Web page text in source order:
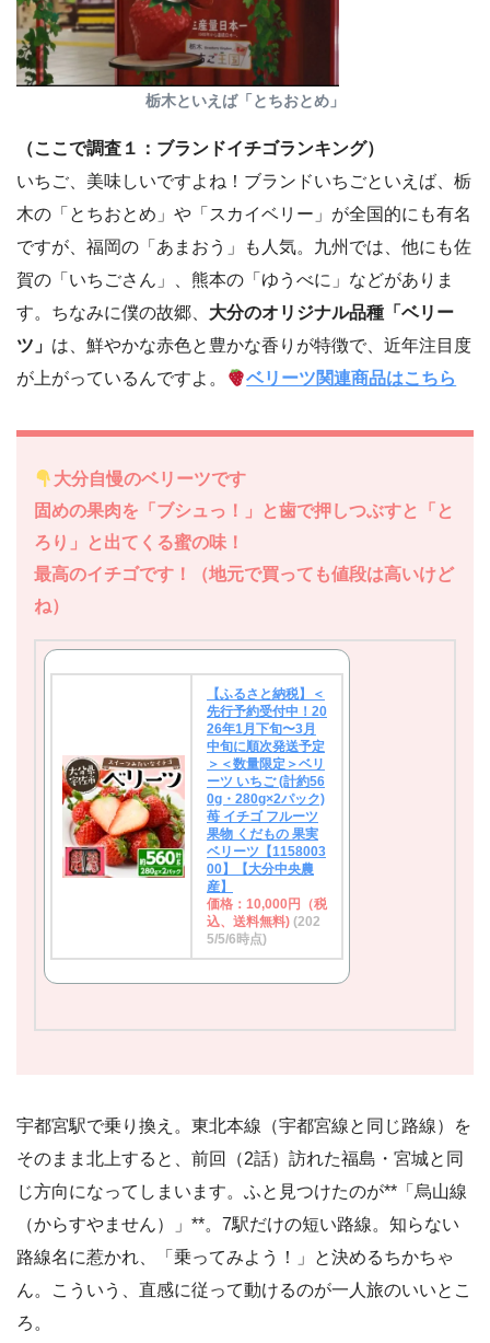
栃木といえば「とちおとめ」
（ここで調査１：ブランドイチゴランキング）
いちご、美味しいですよね！ブランドいちごといえば、栃
木の「とちおとめ」や「スカイベリー」が全国的にも有名
ですが、福岡の「あまおう」も人気。九州では、他にも佐
賀の「いちごさん」、熊本の「ゆうべに」などがありま
す。ちなみに僕の故郷、 大分のオリジナル品種「ベリー
ツ」 は、鮮やかな赤色と豊かな香りが特徴で、近年注目度
が上がっているんですよ。
ベリーツ関連商品はこちら
大分自慢のベリーツです
固めの果肉を「ブシュっ！」と歯で押しつぶすと「と
ろり」と出てくる蜜の味！
最高のイチゴです！（地元で買っても値段は高いけど
ね）
【ふるさと納税】＜
先行予約受付中！20
26年1月下旬〜3月
中旬に順次発送予定
＞＜数量限定＞ベリ
ーツ いちご (計約56
0g・280g×2パック)
苺 イチゴ フルーツ
果物 くだもの 果実
ベリーツ【1158003
00】【大分中央農
産】
価格：10,000円（税
込、送料無料) (202
5/5/6時点)
宇都宮駅で乗り換え。東北本線（宇都宮線と同じ路線）を
そのまま北上すると、前回（2話）訪れた福島・宮城と同
じ方向になってしまいます。ふと見つけたのが**「烏山線
（からすやません）」**。7駅だけの短い路線。知らない
路線名に惹かれ、「乗ってみよう！」と決めるちかちゃ
ん。こういう、直感に従って動けるのが一人旅のいいとこ
ろ。